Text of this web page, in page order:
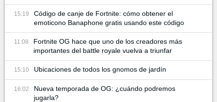
15:19
Código de canje de Fortnite: cómo obtener el
emoticono Banaphone gratis usando este código
11:08
Fortnite OG hace que uno de los creadores más
importantes del battle royale vuelva a triunfar
15:10 Ubicaciones de todos los gnomos de jardín
16:02
Nueva temporada de OG: ¿cuándo podremos
jugarla?